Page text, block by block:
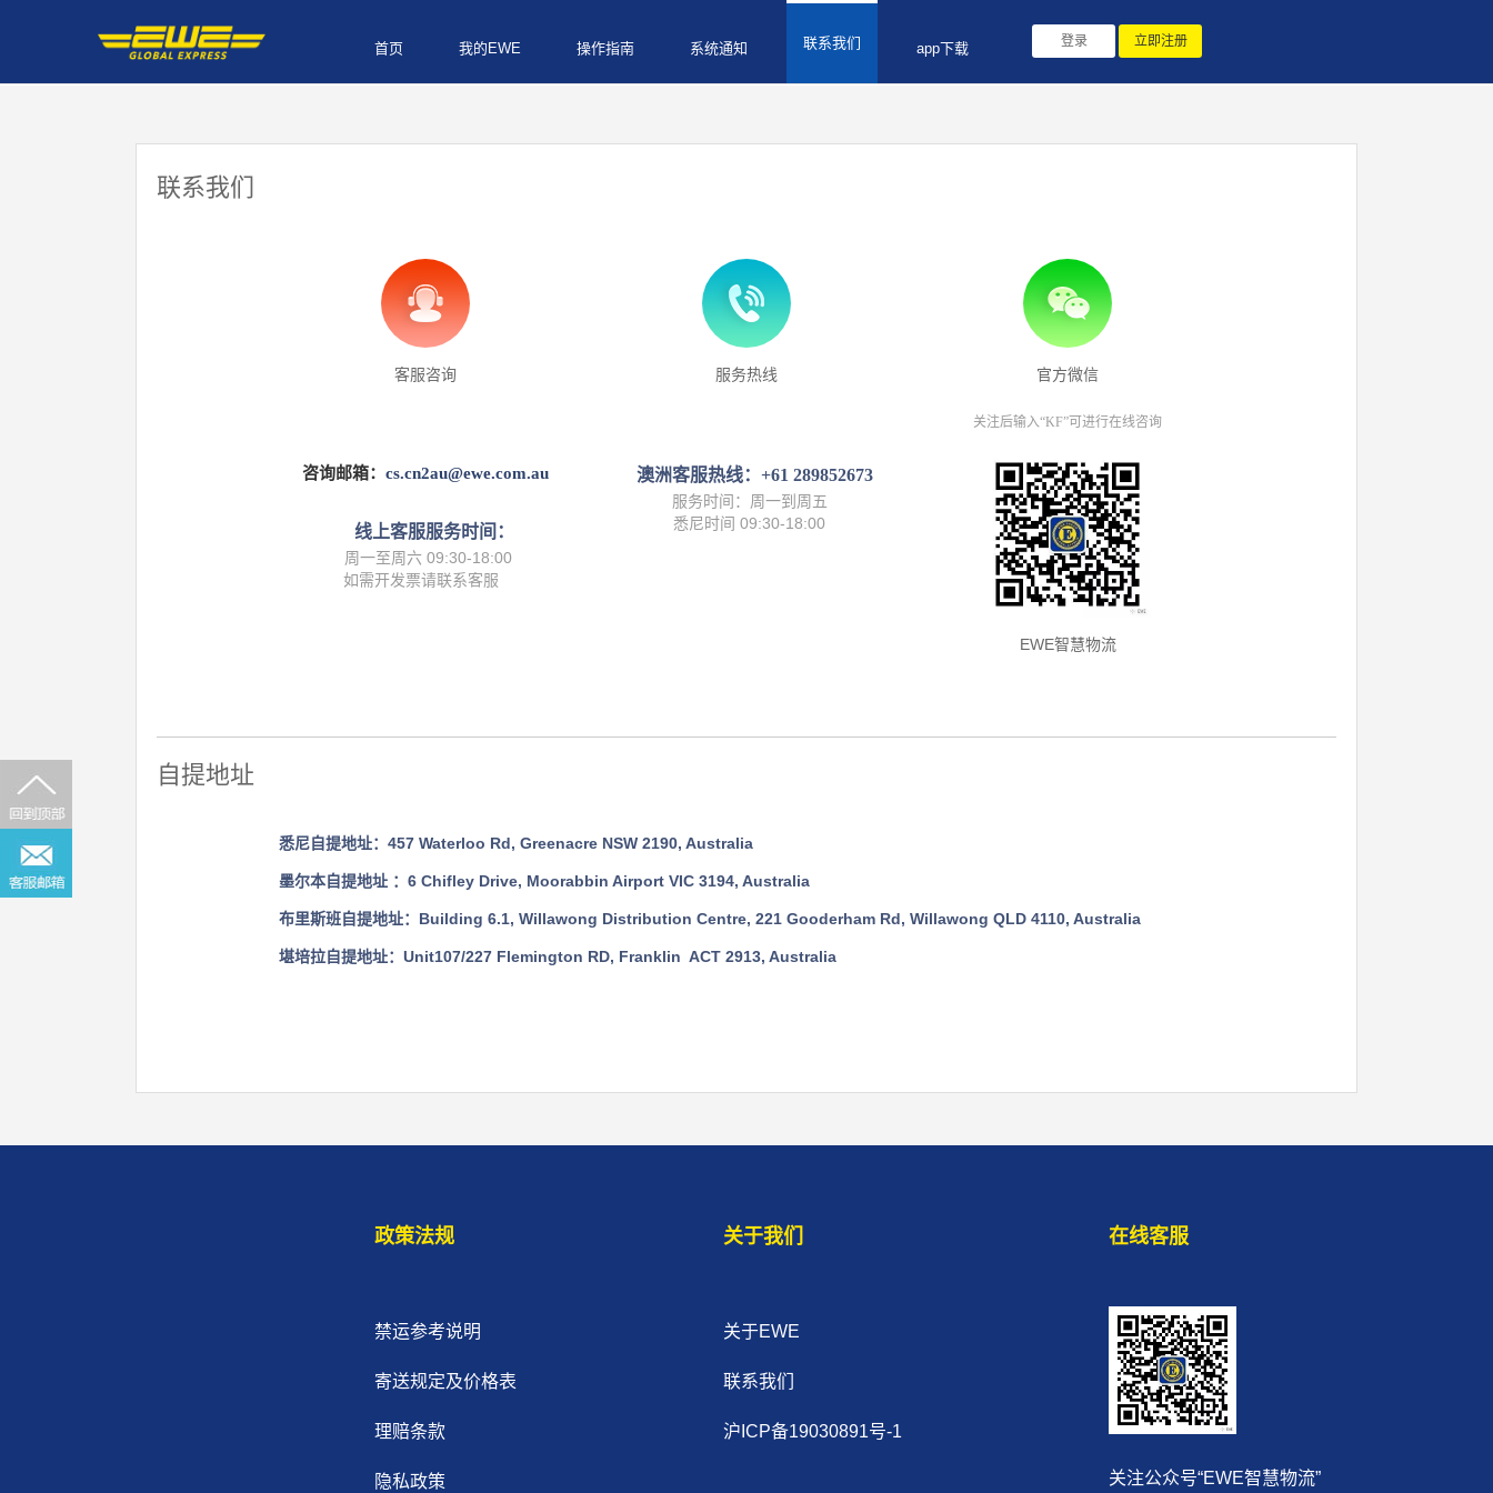
首页 我的EWE 操作指南 系统通知 联系我们 app下载 登录 立即注册
联系我们
客服咨询
咨询邮箱： cs.cn2au@ewe.com.au
线上客服服务时间：
周一至周六 09:30-18:00
如需开发票请联系客服
服务热线
澳洲客服热线：+61 289852673
服务时间：周一到周五
悉尼时间 09:30-18:00
官方微信
关注后输入“KF”可进行在线咨询
EWE智慧物流
自提地址
悉尼自提地址：457 Waterloo Rd, Greenacre NSW 2190, Australia
墨尔本自提地址 ：6 Chifley Drive, Moorabbin Airport VIC 3194, Australia
布里斯班自提地址：Building 6.1, Willawong Distribution Centre, 221 Gooderham Rd, Willawong QLD 4110, Australia
堪培拉自提地址：Unit107/227 Flemington RD, Franklin ACT 2913, Australia
政策法规
禁运参考说明
寄送规定及价格表
理赔条款
隐私政策
关于我们
关于EWE
联系我们
沪ICP备19030891号-1
在线客服
关注公众号“EWE智慧物流”